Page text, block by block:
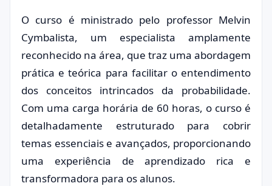
O curso é ministrado pelo professor Melvin
Cymbalista, um especialista amplamente
reconhecido na área, que traz uma abordagem
prática e teórica para facilitar o entendimento
dos conceitos intrincados da probabilidade.
Com uma carga horária de 60 horas, o curso é
detalhadamente estruturado para cobrir
temas essenciais e avançados, proporcionando
uma experiência de aprendizado rica e
transformadora para os alunos.